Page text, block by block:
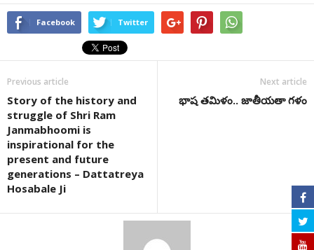
Facebook Twitter
Previous article
Story of the history and
struggle of Shri Ram
Janmabhoomi is
inspirational for the
present and future
generations – Dattatreya
Hosabale Ji
Next article
భాష తమిళం.. జాతీయతా గళం